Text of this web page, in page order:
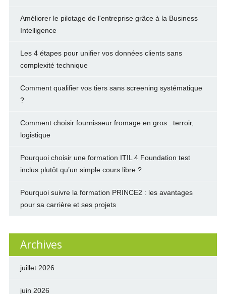
Améliorer le pilotage de l'entreprise grâce à la Business
Intelligence
Les 4 étapes pour unifier vos données clients sans
complexité technique
Comment qualifier vos tiers sans screening systématique
?
Comment choisir fournisseur fromage en gros : terroir,
logistique
Pourquoi choisir une formation ITIL 4 Foundation test
inclus plutôt qu’un simple cours libre ?
Pourquoi suivre la formation PRINCE2 : les avantages
pour sa carrière et ses projets
Archives
juillet 2026
juin 2026